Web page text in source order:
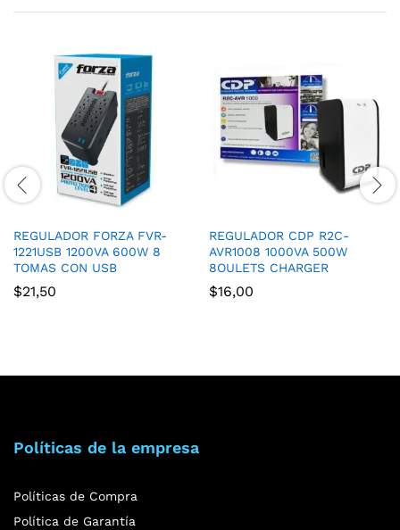
REGULADOR FORZA FVR-
1221USB 1200VA 600W 8
TOMAS CON USB
$21,50
REGULADOR CDP R2C-
AVR1008 1000VA 500W
8OULETS CHARGER
$16,00
Políticas de la empresa
Políticas de Compra
Política de Garantía